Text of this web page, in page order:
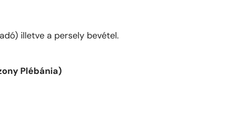
illetve a persely bevétel.
Plébánia)